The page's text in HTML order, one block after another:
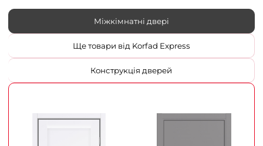
Міжкімнатні двері
Ще товари від Korfad Express
Конструкція дверей